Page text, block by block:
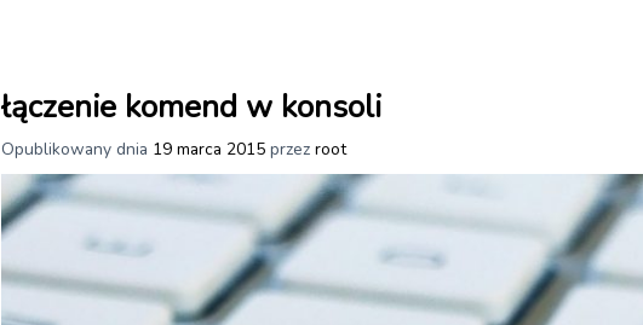
łączenie komend w konsoli
Opublikowany dnia 19 marca 2015 przez root